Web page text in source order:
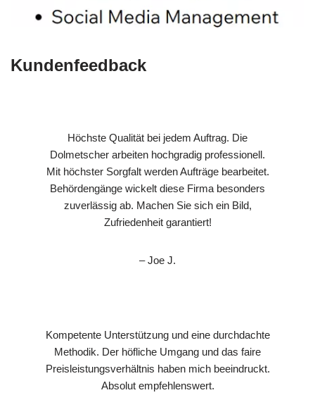
Kundenfeedback
Höchste Qualität bei jedem Auftrag. Die
Dolmetscher arbeiten hochgradig professionell.
Mit höchster Sorgfalt werden Aufträge bearbeitet.
Behördengänge wickelt diese Firma besonders
zuverlässig ab. Machen Sie sich ein Bild,
Zufriedenheit garantiert!
– Joe J.
Kompetente Unterstützung und eine durchdachte
Methodik. Der höfliche Umgang und das faire
Preisleistungsverhältnis haben mich beeindruckt.
Absolut empfehlenswert.